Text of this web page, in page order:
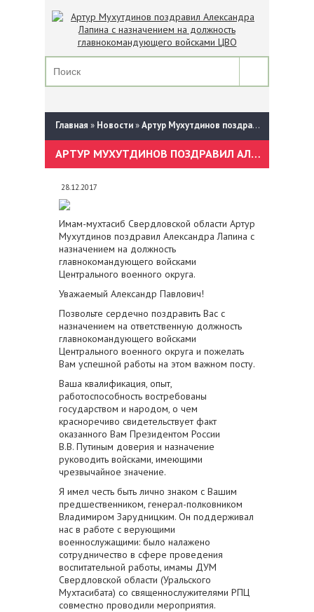
Главная » Новости»Артур Мухутдинов поздравил Александра Лапина с назначением на должность главнокомандующего войсками ЦВО
АРТУР МУХУТДИНОВ ПОЗДРАВИЛ АЛЕКСАНДРА ЛАПИНА С НАЗНАЧЕНИЕМ НА ДОЛЖНОСТЬ ГЛАВНОКОМАНДУЮЩЕГО ВОЙСКАМИ ЦВО
28.12.2017
Имам-мухтасиб Свердловской области Артур
Мухутдинов поздравил Александра Лапина с
назначением на должность
главнокомандующего войсками
Центрального военного округа.
Уважаемый Александр Павлович!
Позвольте сердечно поздравить Вас с
назначением на ответственную должность
главнокомандующего войсками
Центрального военного округа и пожелать
Вам успешной работы на этом важном посту.
Ваша квалификация, опыт,
работоспособность востребованы
государством и народом, о чем
красноречиво свидетельствует факт
оказанного Вам Президентом России
В.В. Путиным доверия и назначение
руководить войсками, имеющими
чрезвычайное значение.
Я имел честь быть лично знаком с Вашим
предшественником, генерал-полковником
Владимиром Зарудницким. Он поддерживал
нас в работе с верующими
военнослужащими: было налажено
сотрудничество в сфере проведения
воспитательной работы, имамы ДУМ
Свердловской области (Уральского
Мухтасибата) со священнослужителями РПЦ
совместно проводили мероприятия.